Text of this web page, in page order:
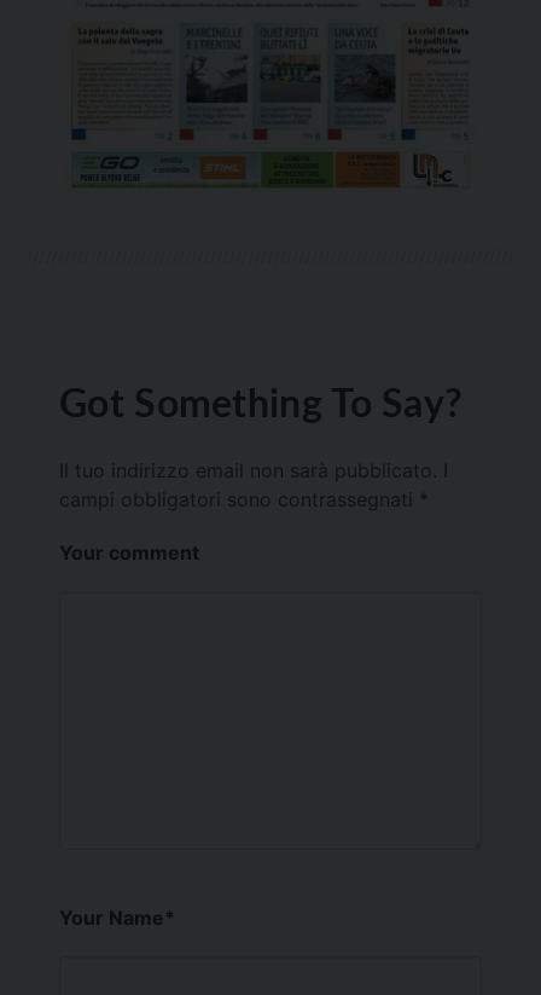
Got Something To Say?
Il tuo indirizzo email non sarà pubblicato.
campi obbligatori sono contrassegnati *
Your comment
Your Name*